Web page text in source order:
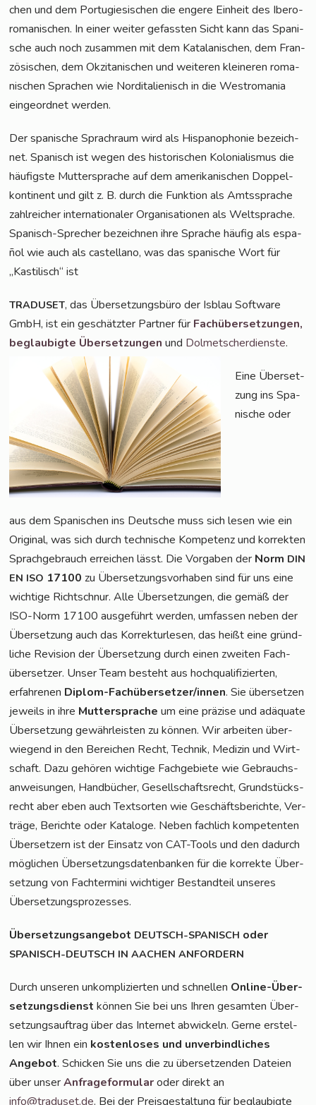
chen und dem Por­tu­gie­si­schen die enge­re Ein­heit des Ibe­ro­
ro­ma­ni­schen. In einer wei­ter gefass­ten Sicht kann das Spa­ni­
sche auch noch zusam­men mit dem Kata­la­ni­schen, dem Fran­
zö­si­schen, dem Okzita­ni­schen und wei­te­ren klei­ne­ren roma­
ni­schen Spra­chen wie Nord­ita­lie­nisch in die West­ro­ma­nia
ein­ge­ord­net werden.
Der spa­ni­sche Sprach­raum wird als His­pano­pho­nie bezeich­
net. Spa­nisch ist wegen des his­to­ri­schen Kolo­nia­lis­mus die
häu­figs­te Mut­ter­spra­che auf dem ame­ri­ka­ni­schen Dop­pel­
kon­ti­nent und gilt z. B. durch die Funk­ti­on als Amts­spra­che
zahl­rei­cher inter­na­tio­na­ler Orga­ni­sa­tio­nen als Welt­spra­che.
Spa­nisch-Spre­cher bezeich­nen ihre Spra­che häu­fig als espa­
ñol wie auch als cas­tel­lano, was das spa­ni­sche Wort für
„Kas­ti­lisch“ ist
TRADUSET, das Über­set­zungs­bü­ro der Isblau Soft­ware
GmbH, ist ein geschätz­ter Part­ner für Fach­über­set­zun­gen,
beglau­big­te Über­set­zun­gen und Dol­met­scher­diens­te.
Eine Über­set­
zung ins Spa­
ni­sche oder
aus dem Spa­ni­schen ins Deut­sche muss sich lesen wie ein
Ori­gi­nal, was sich durch tech­ni­sche Kom­pe­tenz und kor­rek­ten
Sprach­ge­brauch errei­chen lässt. Die Vor­ga­ben der Norm DIN
EN ISO 17100 zu Über­set­zungs­vor­ha­ben sind für uns eine
wich­ti­ge Richt­schnur. Alle Über­set­zun­gen, die gemäß der
ISO-Norm 17100 aus­ge­führt wer­den, umfas­sen neben der
Über­set­zung auch das Kor­rek­tur­le­sen, das heißt eine gründ­
li­che Revi­si­on der Über­set­zung durch einen zwei­ten Fach­
über­set­zer. Unser Team besteht aus hoch­qua­li­fi­zier­ten,
erfah­re­nen Diplom-Fach­über­set­zer/in­nen. Sie über­set­zen
jeweils in ihre Mut­ter­spra­che um eine prä­zi­se und adäqua­te
Über­set­zung gewähr­leis­ten zu kön­nen. Wir arbei­ten über­
wie­gend in den Berei­chen Recht, Tech­nik, Medi­zin und Wirt­
schaft. Dazu gehö­ren wich­ti­ge Fach­ge­bie­te wie Gebrauchs­
an­wei­sun­gen, Hand­bü­cher, Gesell­schafts­recht, Grund­stücks­
recht aber eben auch Text­sor­ten wie Geschäfts­be­rich­te, Ver­
trä­ge, Berich­te oder Kata­lo­ge. Neben fach­lich kom­pe­ten­ten
Über­set­zern ist der Ein­satz von CAT-Tools und den dadurch
mög­li­chen Über­set­zungs­da­ten­ban­ken für die kor­rek­te Über­
set­zung von Fach­ter­mi­ni wich­ti­ger Bestand­teil unse­res
Übersetzungsprozesses.
Über­set­zungs­an­ge­bot DEUTSCH-SPANISCH oder
SPANISCH-DEUTSCH IN AACHEN ANFORDERN
Durch unse­ren unkom­pli­zier­ten und schnel­len Online-Über­
set­zungs­dienst kön­nen Sie bei uns Ihren gesam­ten Über­
set­zungs­auf­trag über das Inter­net abwi­ckeln. Ger­ne erstel­
len wir Ihnen ein kos­ten­lo­ses und unver­bind­li­ches
Ange­bot. Schi­cken Sie uns die zu über­set­zen­den Datei­en
über unserAnfra­ge­for­mu­laroder direkt an
info@traduset.de. Bei der Preis­ge­stal­tung für beglau­big­te